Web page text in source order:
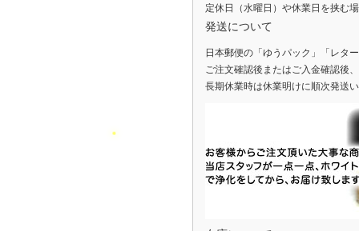
定休日（水曜日）や休業日を挟む
発送について
日本郵便の「ゆうパック」「レタ
ご注文確認後またはご入金確認後
長期休業時は休業明けに順次発送